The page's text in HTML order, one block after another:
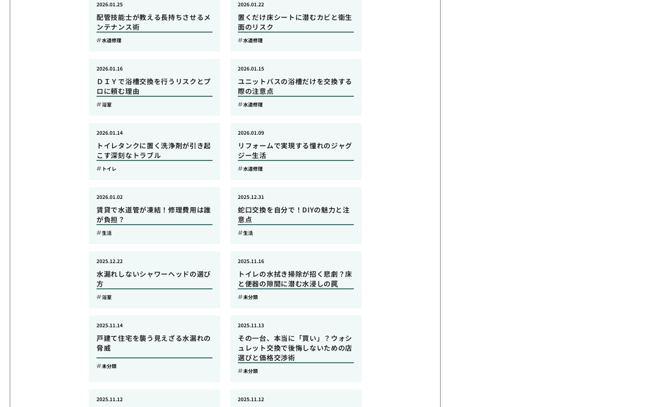
配管技能士が教える長持ちさせるメ
ンテナンス術
2026.01.25
水道修理
置くだけ床シートに潜むカビと衛生
面のリスク
2026.01.22
水道修理
ＤＩＹで浴槽交換を行うリスクとプ
ロに頼む理由
2026.01.16
浴室
ユニットバスの浴槽だけを交換する
際の注意点
2026.01.15
水道修理
トイレタンクに置く洗浄剤が引き起
こす深刻なトラブル
2026.01.14
トイレ
リフォームで実現する憧れのジャグ
ジー生活
2026.01.09
水道修理
賃貸で水道管が凍結！修理費用は誰
が負担？
2026.01.02
生活
蛇口交換を自分で！DIYの魅力と注
意点
2025.12.31
生活
水漏れしないシャワーヘッドの選び
方
2025.12.22
浴室
トイレの水拭き掃除が招く悲劇？床
と便器の隙間に潜む水浸しの罠
2025.11.16
未分類
戸建て住宅を襲う見えざる水漏れの
脅威
2025.11.14
未分類
その一台、本当に「買い」？ウォシ
ュレット交換で後悔しないための店
選びと価格交渉術
2025.11.13
未分類
2025.11.12 2025.11.12